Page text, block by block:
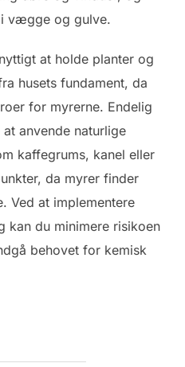
i vægge og gulve.
at holde planter og
husets fundament, da
for myrerne. Endelig
anvende naturlige
kaffegrums, kanel eller
da myrer finder
Ved at implementere
kan du minimere risikoen
behovet for kemisk